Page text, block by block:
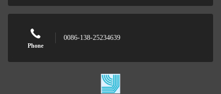
Phone
0086-138-25234639